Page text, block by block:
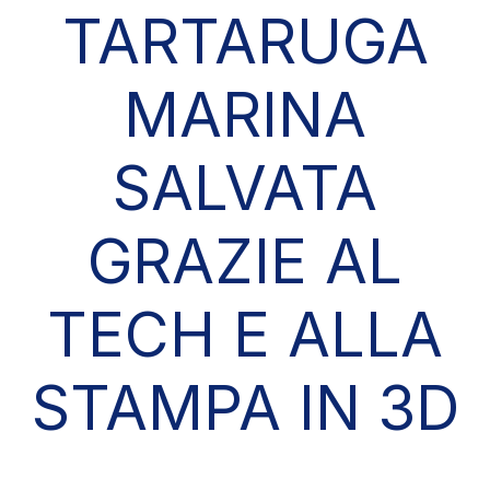
TARTARUGA
MARINA
SALVATA
GRAZIE AL
TECH E ALLA
STAMPA IN 3D